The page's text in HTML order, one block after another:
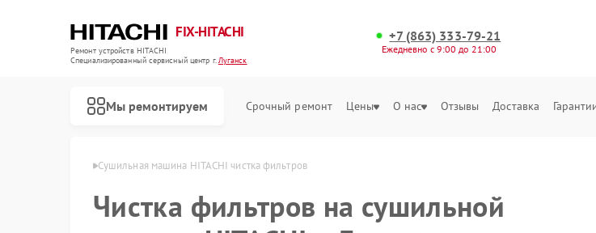
FIX-HITACHI
Ремонт устройств HITACHI
Специализированный cервисный центр г.Луганск
+7 (863) 333-79-21
Ежедневно с 9:00 до 21:00
Мы ремонтируем Срочный ремонт Цены О нас Отзывы Доставка
Сушильная машина HITACHI чистка фильтров
Чистка фильтров на сушильной